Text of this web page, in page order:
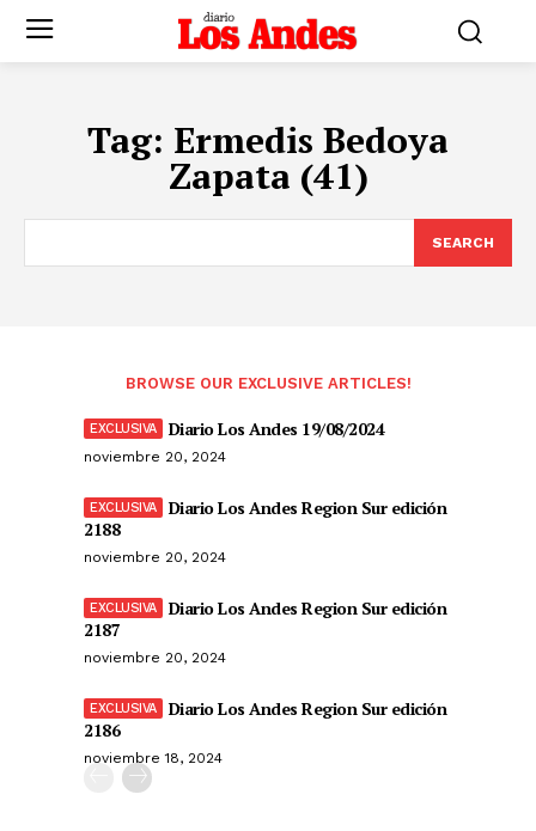
Tag: Ermedis Bedoya
Zapata (41)
SEARCH
BROWSE OUR EXCLUSIVE ARTICLES!
Diario Los Andes 19/08/2024
noviembre 20, 2024
Diario Los Andes Region Sur edición
2188
noviembre 20, 2024
Diario Los Andes Region Sur edición
2187
noviembre 20, 2024
Diario Los Andes Region Sur edición
2186
noviembre 18, 2024